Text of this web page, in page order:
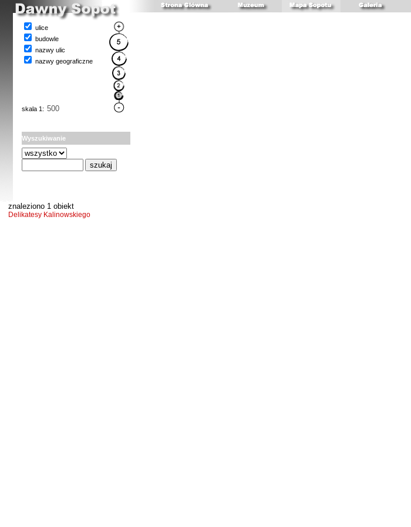
ulice
budowle
nazwy ulic
nazwy geograficzne
skala 1:
Wyszukiwanie
znaleziono 1 obiekt
Delikatesy Kalinowskiego